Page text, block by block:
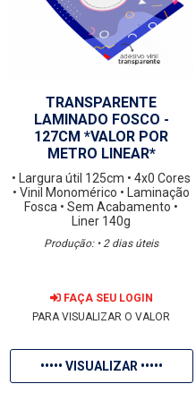
TRANSPARENTE
LAMINADO FOSCO -
127CM *VALOR POR
METRO LINEAR*
• Largura útil 125cm • 4x0 Cores
• Vinil Monomérico • Laminação
Fosca • Sem Acabamento •
Liner 140g
Produção: • 2 dias úteis
FAÇA SEU LOGIN
PARA VISUALIZAR O VALOR
••••• VISUALIZAR •••••